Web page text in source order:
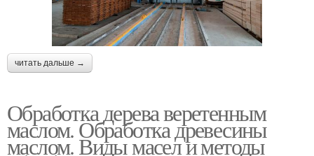
читать дальше →
Обработка дерева веретенным
маслом. Обработка древесины
маслом. Виды масел и методы